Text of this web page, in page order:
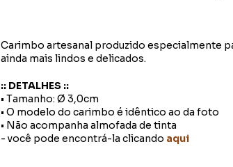
Carimbo artesanal produzido especialmente
ainda mais lindos e delicados.
:: DETALHES ::
• Tamanho: Ø 3,0cm
• O modelo do carimbo é idêntico ao da foto
• Não acompanha almofada de tinta
- você pode encontrá-la clicando aqui